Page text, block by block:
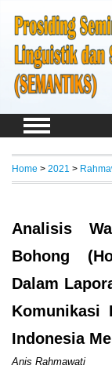
Home > 2021 >
Analisis
Bohong
Dalam
Komunikasi
Indonesia
Anis Rahmawati